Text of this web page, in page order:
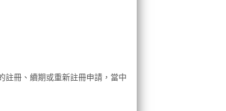
註冊、續期或重新註冊申請，當中